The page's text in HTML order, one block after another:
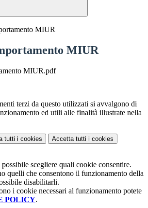
MIUR
MIUR
MIUR.pdf
terzi da questo utilizzati si avvalgono di
ed utili alle finalità illustrate nella
tutti i cookies Accetta tutti i cookies
possibile scegliere quali cookie consentire.
quelli che consentono il funzionamento della
disabilitarli.
i cookie necessari al funzionamento potete
POLICY.